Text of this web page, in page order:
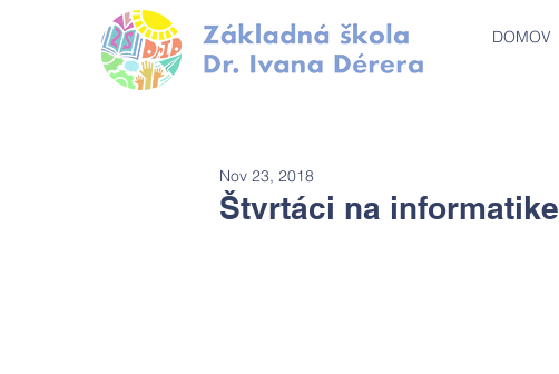
DOMOV
Štvrtáci na informatike
Nov 23, 2018